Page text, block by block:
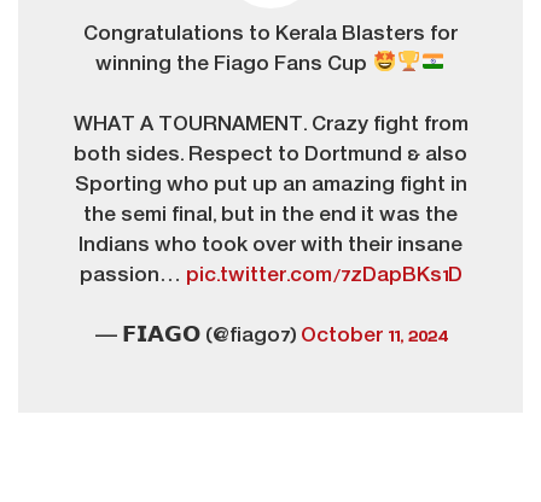
Congratulations to Kerala Blasters for
winning the Fiago Fans Cup
WHAT A TOURNAMENT. Crazy fight from
both sides. Respect to Dortmund & also
Sporting who put up an amazing fight in
the semi final, but in the end it was the
Indians who took over with their insane
passion… pic.twitter.com/7zDapBKs1D
— 𝗙𝗜𝗔𝗚𝗢 (@fiago7) October 11, 2024